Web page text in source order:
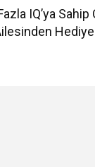
IQ’ya Sahip